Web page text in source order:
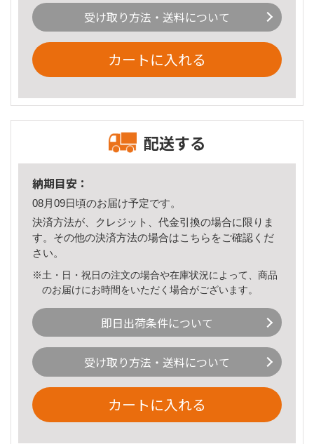
受け取り方法・送料について
カートに入れる
配送する
納期目安：
08月09日頃のお届け予定です。
決済方法が、クレジット、代金引換の場合に限りま
す。その他の決済方法の場合はこちら をご確認くだ
さい。
※土・日・祝日の注文の場合や在庫状況によって、商品
のお届けにお時間をいただく場合がございます。
即日出荷条件について
受け取り方法・送料について
カートに入れる